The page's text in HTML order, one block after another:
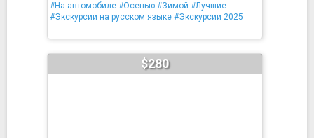
#На автомобиле #Осенью #Зимой #Лучшие
#Экскурсии на русском языке #Экскурсии 2025
$280